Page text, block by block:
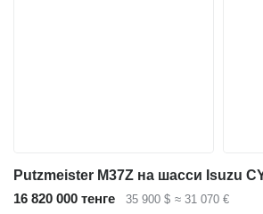
Putzmeister M37Z на шасси Isuzu
16 820 000 тенге
35 900 $ ≈ 31 070 €